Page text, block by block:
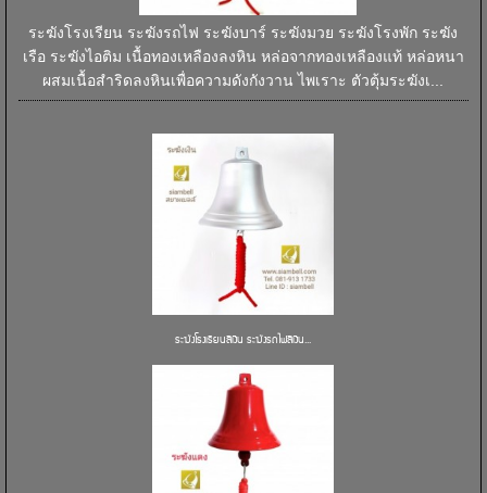
ระฆังโรงเรียน ระฆังรถไฟ ระฆังบาร์ ระฆังมวย ระฆังโรงพัก ระฆัง
เรือ ระฆังไอติม เนื้อทองเหลืองลงหิน หล่อจากทองเหลืองแท้ หล่อหนา
ผสมเนื้อสำริดลงหินเพื่อความดังกังวาน ไพเราะ ตัวตุ้มระฆังเ...
ระฆังโรงเรียนสีเงิน ระฆังรถไฟสีเงิน...